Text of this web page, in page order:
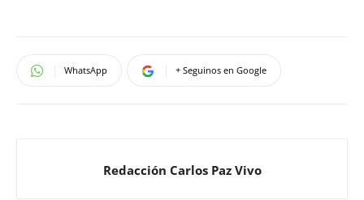
WhatsApp + Seguinos en Google
Redacción Carlos Paz Vivo